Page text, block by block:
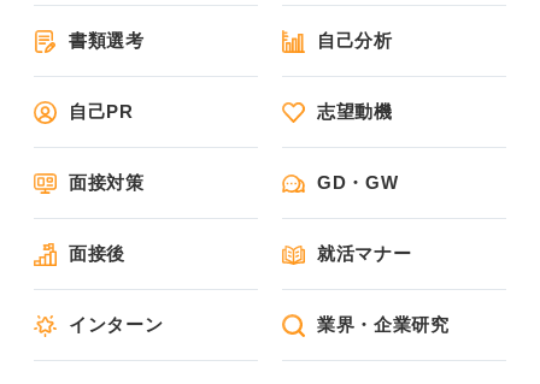
書類選考 自己分析
自己PR 志望動機
面接対策 GD・GW
面接後 就活マナー
インターン 業界・企業研究